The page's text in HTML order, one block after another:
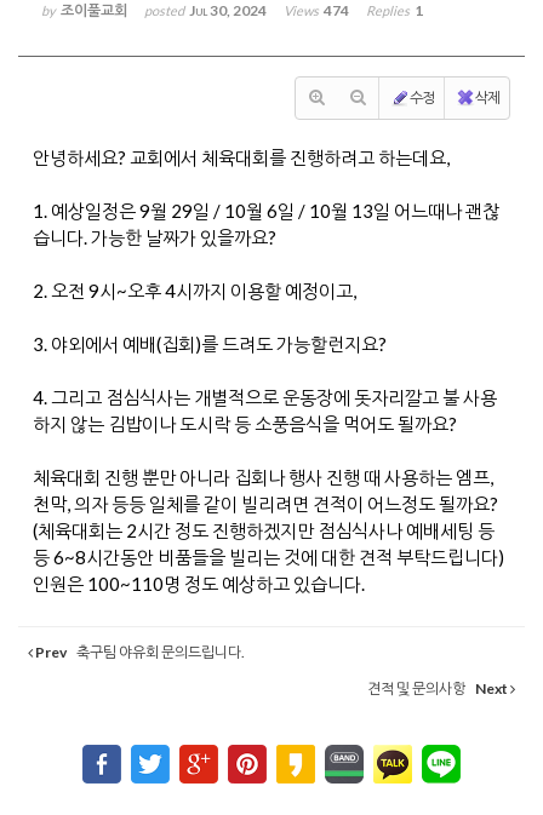
by 조이풀교회 posted Jul 30, 2024 Views 474 Replies 1
수정 삭제
안녕하세요? 교회에서 체육대회를 진행하려고 하는데요,
1. 예상일정은 9월 29일 / 10월 6일 / 10월 13일 어느때나 괜찮
습니다. 가능한 날짜가 있을까요?
2. 오전 9시~오후 4시까지 이용할 예정이고,
3. 야외에서 예배(집회)를 드려도 가능할런지요?
4. 그리고 점심식사는 개별적으로 운동장에 돗자리깔고 불 사용
하지 않는 김밥이나 도시락 등 소풍음식을 먹어도 될까요?
체육대회 진행 뿐만 아니라 집회나 행사 진행 때 사용하는 엠프,
천막, 의자 등등 일체를 같이 빌리려면 견적이 어느정도 될까요?
(체육대회는 2시간 정도 진행하겠지만 점심식사나 예배세팅 등
등 6~8시간동안 비품들을 빌리는 것에 대한 견적 부탁드립니다)
인원은 100~110명 정도 예상하고 있습니다.
Prev 축구팀 야유회 문의드립니다.
견적 및 문의사항 Next